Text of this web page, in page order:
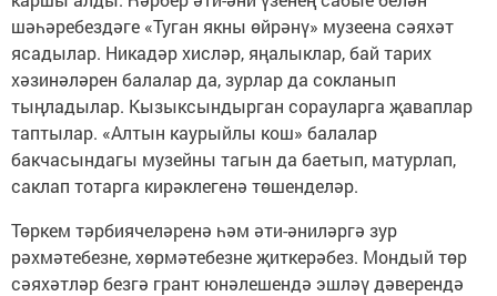
шәһәребездәге «Туган якны өйрәнү» музеена сәяхәт
ясадылар. Никадәр хисләр, яңалыклар, бай тарих
хәзинәләрен балалар да, зурлар да сокланып
тыңладылар. Кызыксындырган сорауларга җаваплар
таптылар. «Алтын каурыйлы кош» балалар
бакчасындагы музейны тагын да баетып, матурлап,
саклап тотарга кирәклегенә төшенделәр.
Төркем тәрбиячеләренә һәм әти-әниләргә зур
рәхмәтебезне, хөрмәтебезне җиткерәбез. Мондый төр
сәяхәтләр безгә грант юнәлешендә эшләү дәверендә